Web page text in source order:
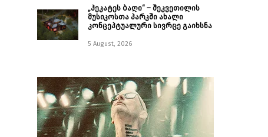
„ჰეკატეს ბაღი“ – შეკვეთილის
მუსიკოსთა პარკში ახალი
კონცეპტუალური სივრცე გაიხსნა ￼
5 August, 2026